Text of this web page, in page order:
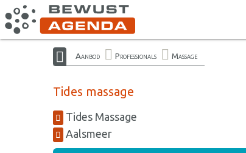
Aanbod Professionals Massage
Tides massage
Tides Massage
Aalsmeer